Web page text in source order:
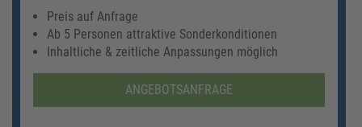
Preis auf Anfrage
Ab 5 Personen attraktive Sonderkonditionen
Inhaltliche & zeitliche Anpassungen möglich
ANGEBOTSANFRAGE